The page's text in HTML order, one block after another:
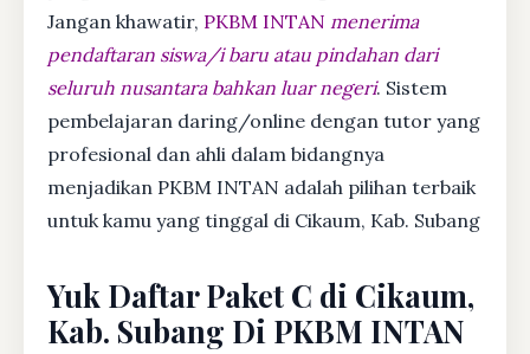
Jangan khawatir, PKBM INTAN menerima
pendaftaran siswa/i baru atau pindahan dari
seluruh nusantara bahkan luar negeri. Sistem
pembelajaran daring/online dengan tutor yang
profesional dan ahli dalam bidangnya
menjadikan PKBM INTAN adalah pilihan terbaik
untuk kamu yang tinggal di Cikaum, Kab. Subang
Yuk Daftar Paket C di Cikaum,
Kab. Subang Di PKBM INTAN